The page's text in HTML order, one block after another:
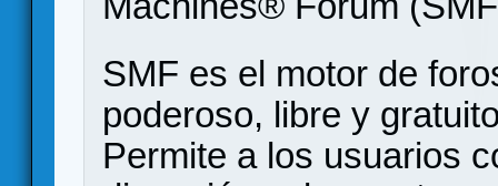
SMF es el motor de
poderoso, libre y
Permite a los usuarios